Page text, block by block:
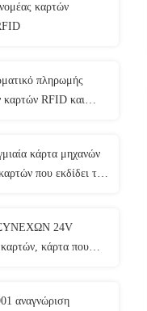
καρτών
πληρωμής
καρτών RFID και
κάρτα μηχανών
που εκδίδει το
ΣΥΝΕΧΩΝ 24V
καρτών, κάρτα που
αναγνώριση